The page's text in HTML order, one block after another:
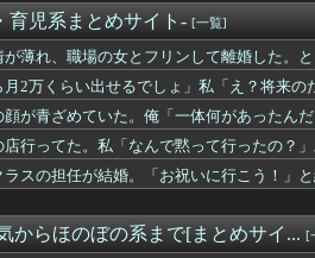
けど笑っちゃうほど音が出ない
んで泣き出した。その時に私を心配した店
緩んだのかチョビッと漏れるようになった
俺のときは散々ダメ出ししといて、その人
1人でネカフェで号泣してる。明日は三者
ね」私「え？」夫「それくらいやってやれ
ません。突然仕事に行くのが嫌になって.....
せるでしょ」私「え？将来のために貯めて
た。流石に家に上がらないだろと思ってた
パって呼んでもいいよね？」旦那「それは
たい！
育児系まとめサイト- [一覧]
薄れ、職場の女とフリンして離婚した。
月2万くらい出せるでしょ」私「え？将来
顔が青ざめていた。俺「一体何があった
行ってた。私「なんで黙って行ったの？
て…スの担任が結婚。「お祝いに行こう！」
からほのぼの系まで[まとめサイ... [